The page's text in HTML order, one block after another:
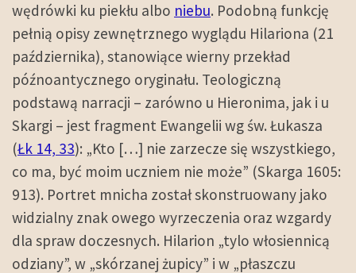
wędrówki ku piekłu albo niebu. Podobną funkcję
pełnią opisy zewnętrznego wyglądu Hilariona (21
października), stanowiące wierny przekład
późnoantycznego oryginału. Teologiczną
podstawą narracji – zarówno u Hieronima, jak i u
Skargi – jest fragment Ewangelii wg św. Łukasza
(Łk 14, 33): „Kto […] nie zarzecze się wszystkiego,
co ma, być moim uczniem nie może” (Skarga 1605:
913). Portret mnicha został skonstruowany jako
widzialny znak owego wyrzeczenia oraz wzgardy
dla spraw doczesnych. Hilarion „tylo włosiennicą
odziany”, w „skórzanej żupicy” i w „płaszczu